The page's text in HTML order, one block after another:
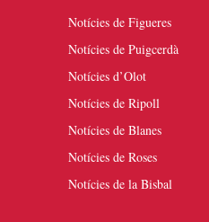
Notícies de Figueres
Notícies de Puigcerdà
Notícies d’Olot
Notícies de Ripoll
Notícies de Blanes
Notícies de Roses
Notícies de la Bisbal